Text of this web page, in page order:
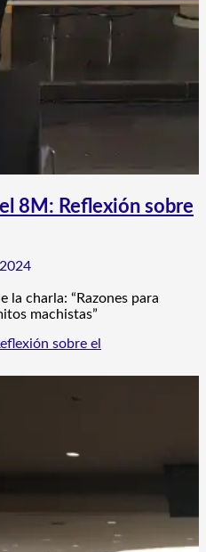
8M: Reflexión sobre
la charla: “Razones para
machistas”
sobre el